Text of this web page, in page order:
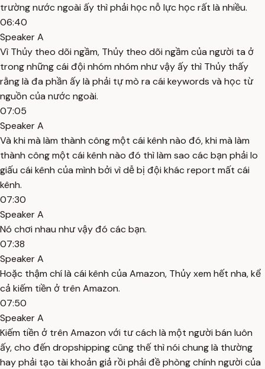
trường nước ngoài ấy thì phải học nỗ lực học rất là nhiều.
06:40
Speaker A
Vì Thủy theo dõi ngầm, Thủy theo dõi ngầm của người ta ở
trong những cái đội nhóm nhóm như vậy ấy thì Thủy thấy
rằng là đa phần ấy là phải tự mò ra cái keywords và học từ
nguồn của nước ngoài.
07:05
Speaker A
Và khi mà làm thành công một cái kênh nào đó, khi mà làm
thành công một cái kênh nào đó thì làm sao các bạn phải lo
giấu cái kênh của mình bởi vì dễ bị đội khác report mất cái
kênh.
07:30
Speaker A
Nó chơi nhau như vậy đó các bạn.
07:38
Speaker A
Hoặc thậm chí là cái kênh của Amazon, Thủy xem hết nha, kể
cả kiếm tiền ở trên Amazon.
07:50
Speaker A
Kiếm tiền ở trên Amazon với tư cách là một người bán luôn
ấy, cho đến dropshipping cũng thế thì nói chung là thường
hay phải tạo tài khoản giả rồi phải đề phòng chính người của